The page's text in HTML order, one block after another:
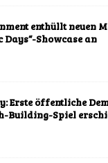
enthüllt neuen
Showcase an
Erste öffentliche
Building-Spiel